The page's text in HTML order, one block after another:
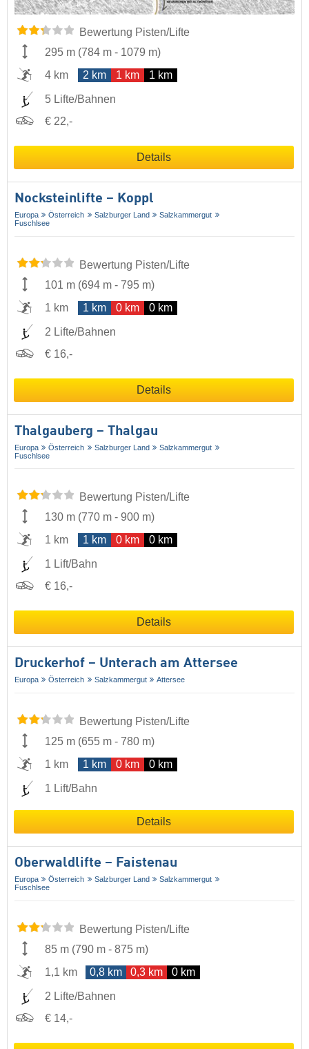
Bewertung Pisten/Lifte
295 m (784 m - 1079 m)
4 km
2 km 1 km 1 km
5 Lifte/Bahnen
€ 22,-
Details
Nocksteinlifte – Koppl
Europa Österreich Salzburger Land
Salzkammergut
Fuschlsee
Bewertung Pisten/Lifte
101 m (694 m - 795 m)
1 km
1 km 0 km 0 km
2 Lifte/Bahnen
€ 16,-
Details
Thalgauberg – Thalgau
Europa Österreich Salzburger Land
Salzkammergut
Fuschlsee
Bewertung Pisten/Lifte
130 m (770 m - 900 m)
1 km
1 km 0 km 0 km
1 Lift/Bahn
€ 16,-
Details
Druckerhof – Unterach am Attersee
Europa Österreich Salzkammergut Attersee
Bewertung Pisten/Lifte
125 m (655 m - 780 m)
1 km
1 km 0 km 0 km
1 Lift/Bahn
Details
Oberwaldlifte – Faistenau
Europa Österreich Salzburger Land
Salzkammergut
Fuschlsee
Bewertung Pisten/Lifte
85 m (790 m - 875 m)
1,1 km
0,8 km 0,3 km 0 km
2 Lifte/Bahnen
€ 14,-